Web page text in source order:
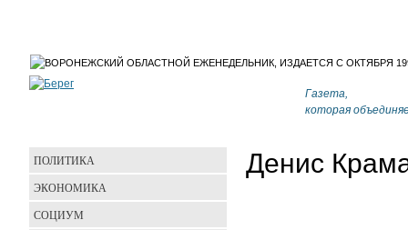
Газета,
которая
Денис
ПОЛИТИКА
ЭКОНОМИКА
СОЦИУМ